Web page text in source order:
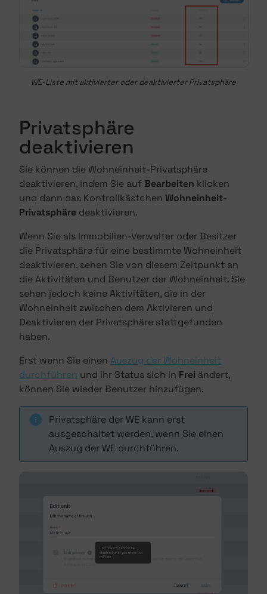
WE-Liste mit aktivierter oder deaktivierter Privatsphäre
Privatsphäre
deaktivieren
Sie können die Wohneinheit-Privatsphäre
deaktivieren, indem Sie auf Bearbeiten klicken
und dann das Kontrollkästchen Wohneinheit-
Privatsphäre deaktivieren.
Wenn Sie als Immobilien-Verwalter oder Besitzer
die Privatsphäre für eine bestimmte Wohneinheit
deaktivieren, sehen Sie von diesem Zeitpunkt an
die Aktivitäten und Benutzer der Wohneinheit. Sie
sehen jedoch keine Aktivitäten, die in der
Wohneinheit zwischen dem Aktivieren und
Deaktivieren der Privatsphäre stattgefunden
haben.
Erst wenn Sie einen Auszug der Wohneinheit
durchführen und ihr Status sich in Frei ändert,
können Sie wieder Benutzer hinzufügen.
Privatsphäre der WE kann erst
ausgeschaltet werden, wenn Sie einen
Auszug der WE durchführen.